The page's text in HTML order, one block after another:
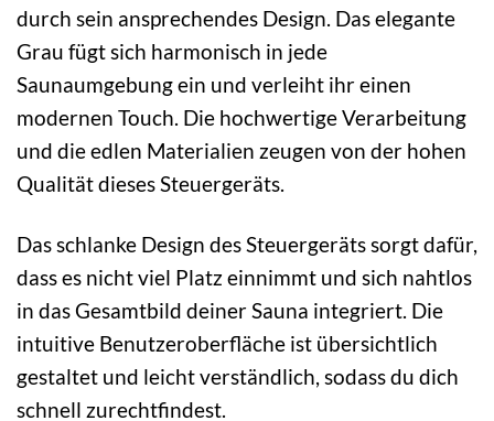
durch sein ansprechendes Design. Das elegante
Grau fügt sich harmonisch in jede
Saunaumgebung ein und verleiht ihr einen
modernen Touch. Die hochwertige Verarbeitung
und die edlen Materialien zeugen von der hohen
Qualität dieses Steuergeräts.
Das schlanke Design des Steuergeräts sorgt dafür,
dass es nicht viel Platz einnimmt und sich nahtlos
in das Gesamtbild deiner Sauna integriert. Die
intuitive Benutzeroberfläche ist übersichtlich
gestaltet und leicht verständlich, sodass du dich
schnell zurechtfindest.